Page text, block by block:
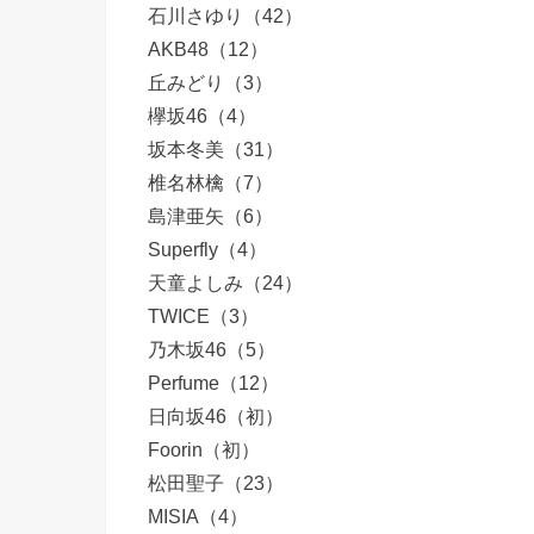
石川さゆり（42）
AKB48（12）
丘みどり（3）
欅坂46（4）
坂本冬美（31）
椎名林檎（7）
島津亜矢（6）
Superfly（4）
天童よしみ（24）
TWICE（3）
乃木坂46（5）
Perfume（12）
日向坂46（初）
Foorin（初）
松田聖子（23）
MISIA（4）